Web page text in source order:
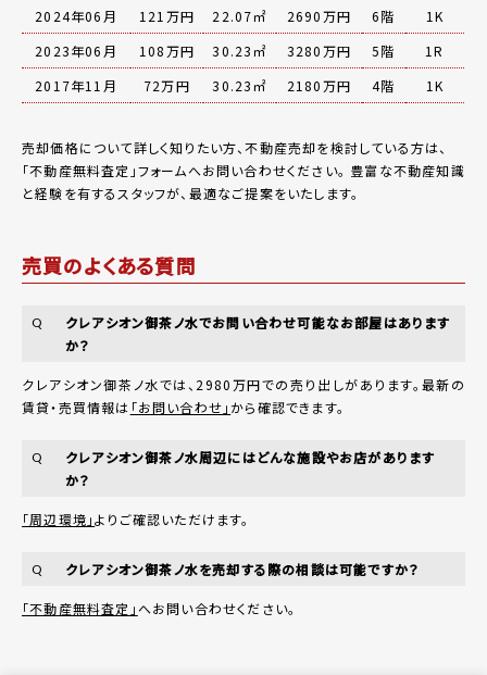
2024年06月
121万円 22.07㎡ 2690万円 6階
1K
2023年06月
108万円 30.23㎡ 3280万円 5階
1R
2017年11月
72万円 30.23㎡ 2180万円 4階 1K
売却価格について詳しく知りたい方、不動産売却を検討している方は、
「不動産無料査定 」フォームへお問い合わせください。 豊富な不動産知識
と経験を有するスタッフが、最適なご提案をいたします。
売買のよくある質問
Q
クレアシオン御茶ノ水でお問い合わせ可能なお部屋はあります
か？
クレアシオン御茶ノ水では、2980万円での売り出しがあります。最新の
賃貸・売買情報は 「お問い合わせ」 から確認できます。
Q
クレアシオン御茶ノ水周辺にはどんな施設やお店があります
か？
「周辺環境」よりご確認いただけます。
Q クレアシオン御茶ノ水を売却する際の相談は可能ですか？
「不動産無料査定」へお問い合わせください。